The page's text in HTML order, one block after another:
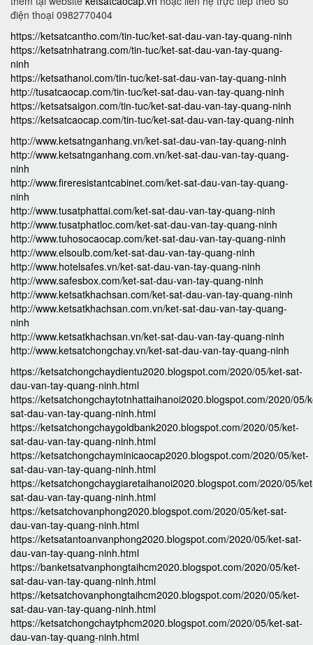
điện thoại 0982770404
https://ketsatcantho.com/tin-tuc/ket-sat-dau-van-tay-quang-ninh
https://ketsatnhatrang.com/tin-tuc/ket-sat-dau-van-tay-quang-
ninh
https://ketsathanoi.com/tin-tuc/ket-sat-dau-van-tay-quang-ninh
http://tusatcaocap.com/tin-tuc/ket-sat-dau-van-tay-quang-ninh
https://ketsatsaigon.com/tin-tuc/ket-sat-dau-van-tay-quang-ninh
https://ketsatcaocap.com/tin-tuc/ket-sat-dau-van-tay-quang-ninh
http://www.ketsatnganhang.vn/ket-sat-dau-van-tay-quang-ninh
http://www.ketsatnganhang.com.vn/ket-sat-dau-van-tay-quang-
ninh
http://www.fireresistantcabinet.com/ket-sat-dau-van-tay-quang-
ninh
http://www.tusatphattai.com/ket-sat-dau-van-tay-quang-ninh
http://www.tusatphatloc.com/ket-sat-dau-van-tay-quang-ninh
http://www.tuhosocaocap.com/ket-sat-dau-van-tay-quang-ninh
http://www.elsoulb.com/ket-sat-dau-van-tay-quang-ninh
http://www.hotelsafes.vn/ket-sat-dau-van-tay-quang-ninh
http://www.safesbox.com/ket-sat-dau-van-tay-quang-ninh
http://www.ketsatkhachsan.com/ket-sat-dau-van-tay-quang-ninh
http://www.ketsatkhachsan.com.vn/ket-sat-dau-van-tay-quang-
ninh
http://www.ketsatkhachsan.vn/ket-sat-dau-van-tay-quang-ninh
http://www.ketsatchongchay.vn/ket-sat-dau-van-tay-quang-ninh
https://ketsatchongchaydientu2020.blogspot.com/2020/05/ket-sat-
dau-van-tay-quang-ninh.html
https://ketsatchongchaytotnhattaihanoi2020.blogspot.com/2020/05/
sat-dau-van-tay-quang-ninh.html
https://ketsatchongchaygoldbank2020.blogspot.com/2020/05/ket-
sat-dau-van-tay-quang-ninh.html
https://ketsatchongchayminicaocap2020.blogspot.com/2020/05/ket-
sat-dau-van-tay-quang-ninh.html
https://ketsatchongchaygiaretaihanoi2020.blogspot.com/2020/05/
sat-dau-van-tay-quang-ninh.html
https://ketsatchovanphong2020.blogspot.com/2020/05/ket-sat-
dau-van-tay-quang-ninh.html
https://ketsatantoanvanphong2020.blogspot.com/2020/05/ket-sat-
dau-van-tay-quang-ninh.html
https://banketsatvanphongtaihcm2020.blogspot.com/2020/05/ket-
sat-dau-van-tay-quang-ninh.html
https://ketsatchovanphongtaihcm2020.blogspot.com/2020/05/ket-
sat-dau-van-tay-quang-ninh.html
https://ketsatchongchaytphcm2020.blogspot.com/2020/05/ket-sat-
dau-van-tay-quang-ninh.html